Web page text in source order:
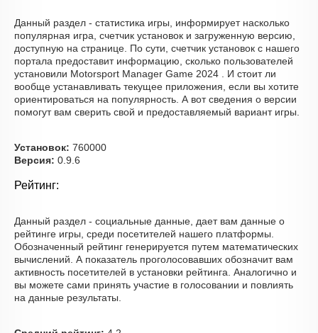
Данный раздел - статистика игры, информирует насколько
популярная игра, счетчик установок и загруженную версию,
доступную на странице. По сути, счетчик установок с нашего
портала предоставит информацию, сколько пользователей
установили Motorsport Manager Game 2024 . И стоит ли
вообще устанавливать текущее приложения, если вы хотите
ориентироваться на популярность. А вот сведения о версии
помогут вам сверить свой и предоставляемый вариант игры.
Установок: 760000
Версия: 0.9.6
Рейтинг:
Данный раздел - социальные данные, дает вам данные о
рейтинге игры, среди посетителей нашего платформы.
Обозначенный рейтинг генерируется путем математических
вычислений. А показатель проголосовавших обозначит вам
активность посетителей в установки рейтинга. Аналогично и
вы можете сами принять участие в голосовании и повлиять
на данные результаты.